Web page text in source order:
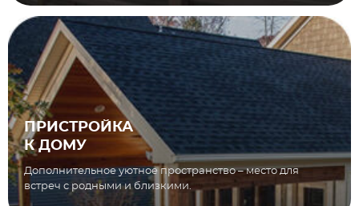
ПРИСТРОЙКА
К ДОМУ
Дополнительное уютное пространство – место для
встреч с родными и близкими.